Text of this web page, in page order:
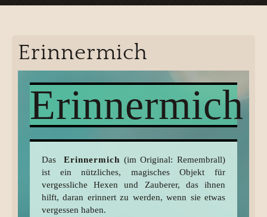
Erinnermich
Erinnermich
DasErinnermich (im Original: Remembrall)
ist ein nützliches, magisches Objekt für
vergessliche Hexen und Zauberer, das ihnen
hilft, daran erinnert zu werden, wenn sie etwas
vergessen haben.